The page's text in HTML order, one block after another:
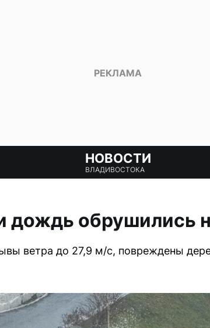
НОВОСТИ
ВЛАДИВОСТОКА
дождь обрушились
ветра до 27,9 м/с, повреждены